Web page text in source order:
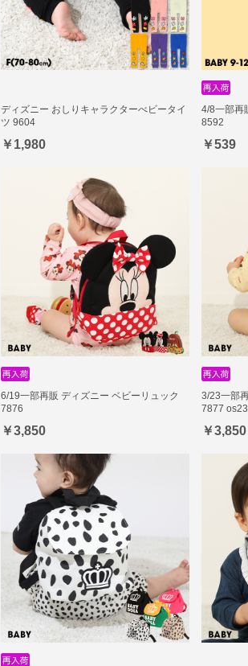
ディズニー おしりキャラクターべビータイ
ツ 9604
￥1,980
4/8一部再
8592
￥539
6/19一部再販 ディズニー ベビーリュック
7876
￥3,850
3/23一部
7877 os23
￥3,850